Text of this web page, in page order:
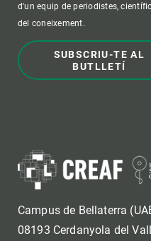
d'un equip de periodistes,
del coneixement.
SUBSCRIU-TE AL
BUTLLETÍ
Campus de Bellaterra
08193 Cerdanyola del